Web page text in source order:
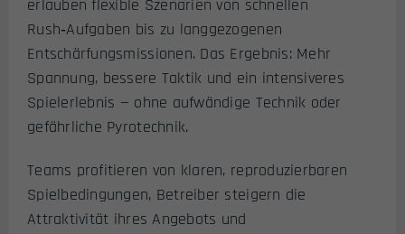
erlauben flexible Szenarien von schnellen
Rush‑Aufgaben bis zu langgezogenen
Entschärfungsmissionen. Das Ergebnis: Mehr
Spannung, bessere Taktik und ein intensiveres
Spielerlebnis — ohne aufwändige Technik oder
gefährliche Pyrotechnik.
Teams profitieren von klaren, reproduzierbaren
Spielbedingungen, Betreiber steigern die
Attraktivität ihres Angebots und